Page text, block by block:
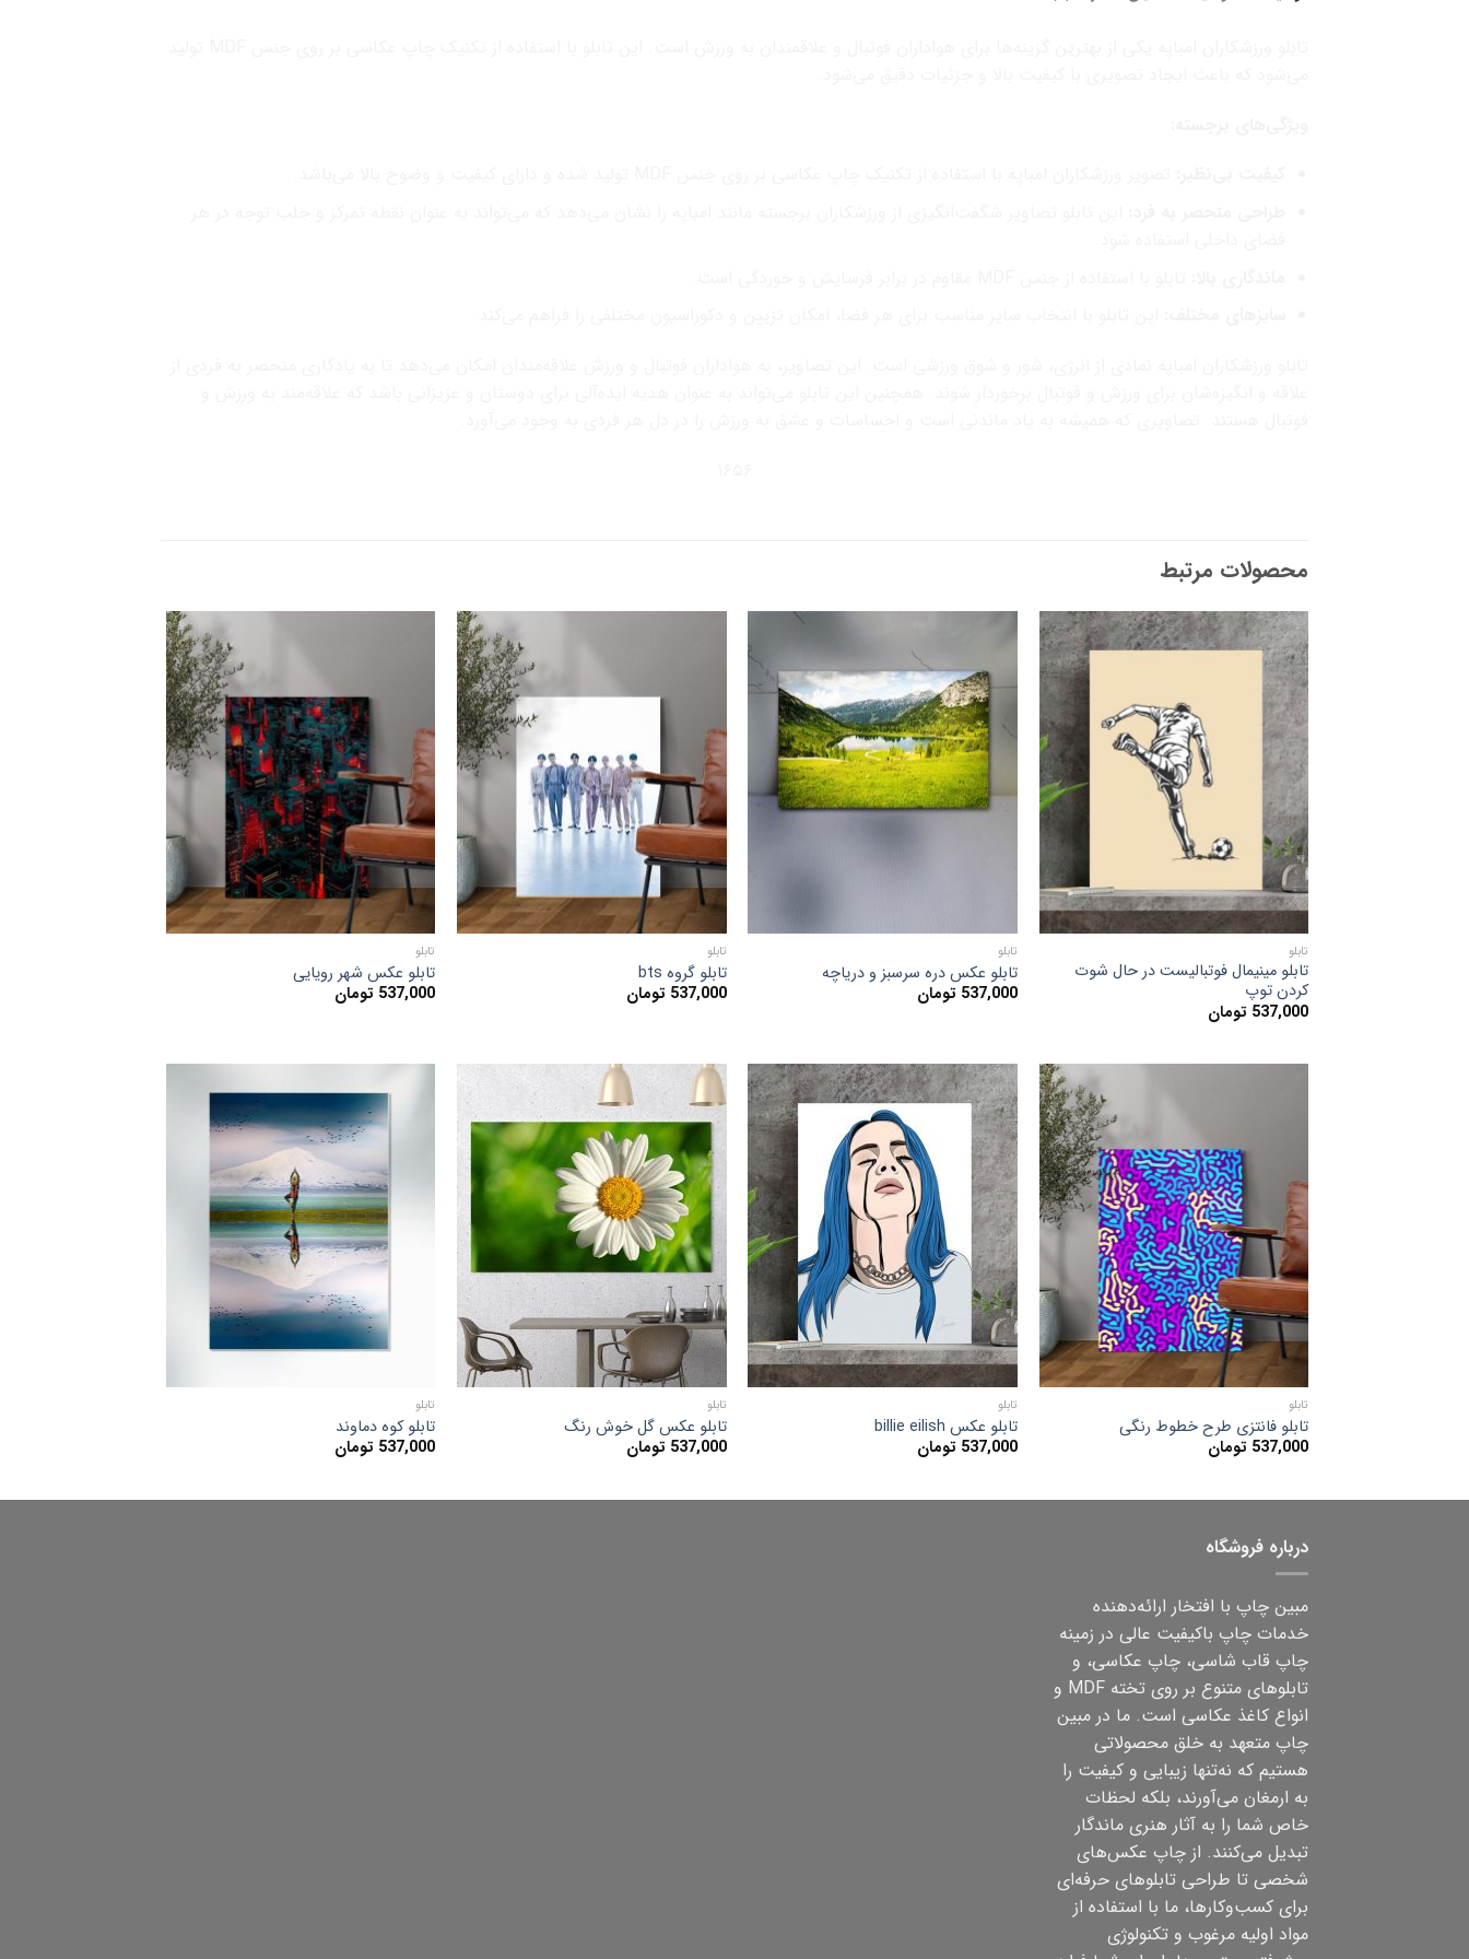
محصولات مرتبط
به
مندی
تابلو
تابلو مینیمال فوتبالیست در حال شوت
کردن توپ
537,000 تومان
افزودن
به
علاقه
مندی
ها
تابلو
تابلو عکس دره سرسبز و دریاچه
537,000 تومان
افزودن
به
علاقه
مندی
تابلو
تابلو گروه bts
537,000 تومان
افزودن
به
علاقه
مندی
تابلو
تابلو عکس شهر رویایی
537,000 تومان
افزودن
به
علاقه
مندی
تابلو
تابلو فانتزی طرح خطوط رنگی
537,000 تومان
به
علاقه
مندی
ها
تابلو
تابلو عکس billie eilish
537,000 تومان
افزودن
به
علاقه
مندی
تابلو
تابلو عکس گل خوش رنگ
537,000 تومان
علاقه
مندی
تابلو
تابلو کوه دماوند
537,000 تومان
درباره فروشگاه
مبین چاپ با افتخار ارائه‌دهنده
خدمات چاپ باکیفیت عالی در زمینه
چاپ قاب شاسی، چاپ عکاسی، و
تابلوهای متنوع بر روی تخته MDF و
انواع کاغذ عکاسی است. ما در مبین
چاپ متعهد به خلق محصولاتی
هستیم که نه‌تنها زیبایی و کیفیت را
به ارمغان می‌آورند، بلکه لحظات
خاص شما را به آثار هنری ماندگار
تبدیل می‌کنند. از چاپ عکس‌های
شخصی تا طراحی تابلوهای حرفه‌ای
برای کسب‌وکارها، ما با استفاده از
مواد اولیه مرغوب و تکنولوژی